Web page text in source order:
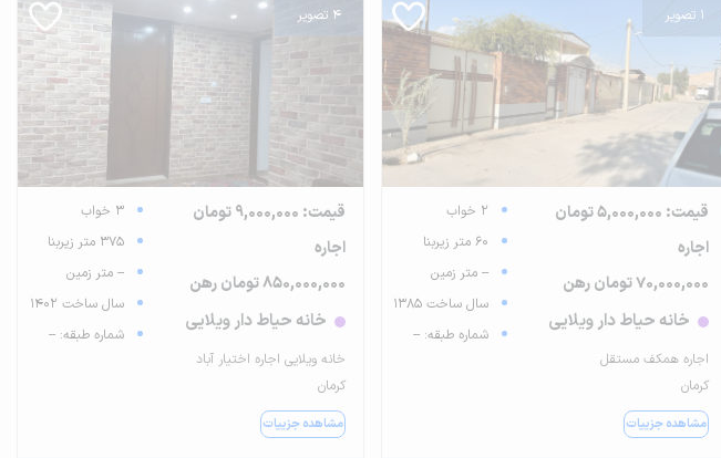
1 تصویر
قیمت: 5,000,000 تومان
اجاره
70,000,000 تومان رهن
خانه حیاط دار ویلایی
اجاره همکف مستقل
کرمان
مشاهده جزییات
2 خواب
60 متر زیربنا
-- متر زمین
سال ساخت 1385
شماره طبقه: --
4 تصویر
قیمت: 9,000,000 تومان
اجاره
850,000,000 تومان رهن
خانه حیاط دار ویلایی
خانه ویلایی اجاره اختیار آباد
کرمان
مشاهده جزییات
3 خواب
375 متر زیربنا
-- متر زمین
سال ساخت 1402
شماره طبقه: --